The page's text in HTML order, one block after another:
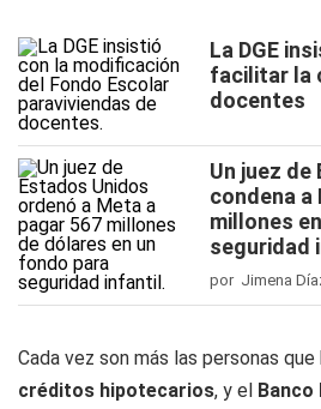
La DGE
facilitar la
docentes
Un juez
condena a
millones
seguridad
por Jimena
Cada vez son más las personas
créditos hipotecarios, y el Banco